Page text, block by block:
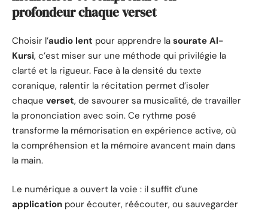
profondeur chaque verset
Choisir l’audio lent pour apprendre la sourate Al-
Kursi, c’est miser sur une méthode qui privilégie la
clarté et la rigueur. Face à la densité du texte
coranique, ralentir la récitation permet d’isoler
chaque verset, de savourer sa musicalité, de travailler
la prononciation avec soin. Ce rythme posé
transforme la mémorisation en expérience active, où
la compréhension et la mémoire avancent main dans
la main.
Le numérique a ouvert la voie : il suffit d’une
application pour écouter, réécouter, ou sauvegarder